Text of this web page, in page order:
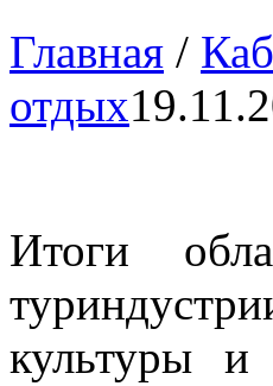
Главная /
отдых
Итоги
культуры и